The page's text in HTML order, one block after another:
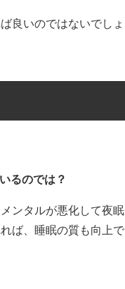
良いのではないでしょ
るのでは？
ンタルが悪化して夜眠
ば、睡眠の質も向上で